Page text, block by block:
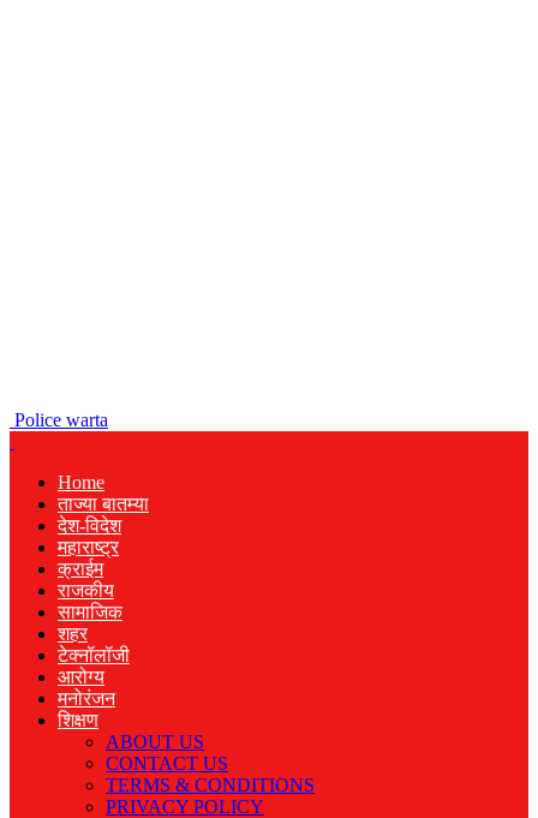
Police warta
Home
ताज्या बातम्या
देश-विदेश
महाराष्ट्र
क्राईम
राजकीय
सामाजिक
शहर
टेक्नॉलॉजी
आरोग्य
मनोरंजन
शिक्षण
ABOUT US
CONTACT US
TERMS & CONDITIONS
PRIVACY POLICY